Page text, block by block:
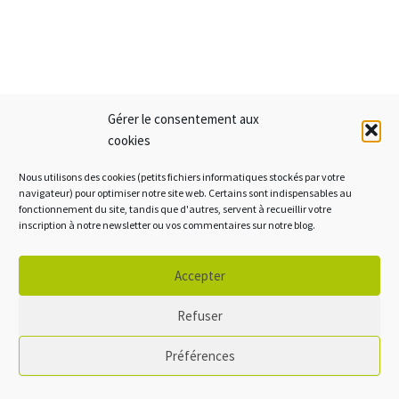
Gérer le consentement aux
cookies
Nous utilisons des cookies (petits fichiers informatiques stockés par votre
navigateur) pour optimiser notre site web. Certains sont indispensables au
fonctionnement du site, tandis que d'autres, servent à recueillir votre
inscription à notre newsletter ou vos commentaires sur notre blog.
Accepter
Refuser
Préférences
Voir en plein écran
Mentions légales
Crédits
Politique de cookies
Accessibilité: non conforme